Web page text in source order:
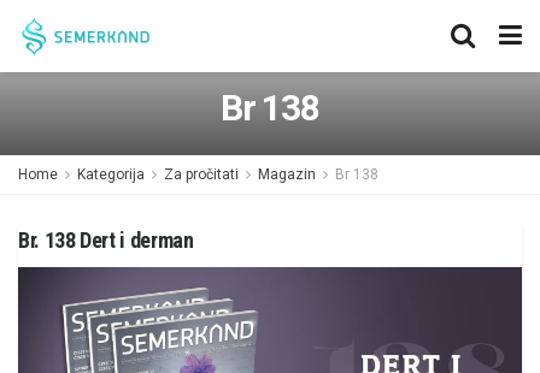
Br 138
Home Kategorija Za pročitati Magazin Br 138
Br. 138 Dert i derman